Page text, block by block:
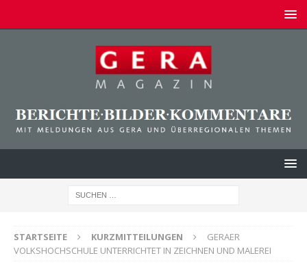
STARTSEITE KURZMITTEILUNGEN
GERAER
VOLKSHOCHSCHULE UNTERRICHTET IN ZEICHNEN UND MALEREI